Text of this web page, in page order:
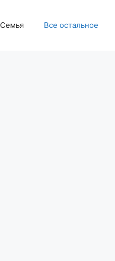
Семья Все остальное